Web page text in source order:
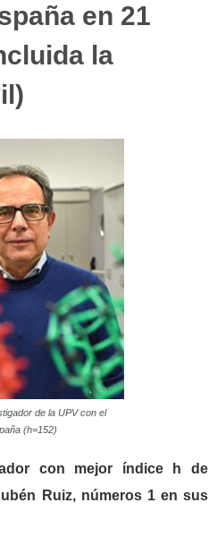
en 21
la
de la UPV con el
(h=152)
con mejor índice h de
Ruiz, números 1 en sus